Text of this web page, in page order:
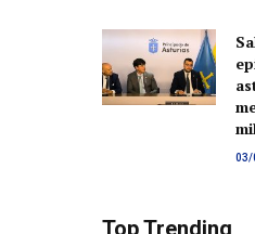
03/
Top Trending